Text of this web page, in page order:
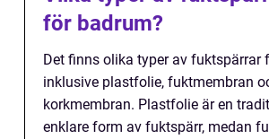
för badrum?
Det finns olika typer av fuktspärrar
inklusive plastfolie, fuktmembran
korkmembran. Plastfolie är en
enklare form av fuktspärr, medan